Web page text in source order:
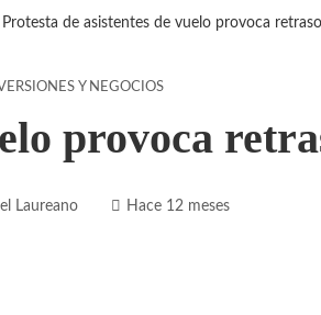
Protesta de asistentes de vuelo provoca
Y NEGOCIOS
provoca
Laureano Hace 12 meses